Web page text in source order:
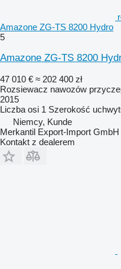
Amazone ZG-TS 8200 Hydro
5
Amazone ZG-TS 8200
47 010 € ≈ 202 400 zł
Rozsiewacz nawozów
2015
Liczba osi 1 Szerokość
Niemcy, Kunde
Merkantil Export-Import GmbH
Kontakt z dealerem